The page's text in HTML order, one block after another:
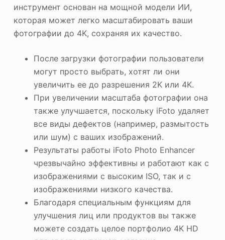
инструмент основан на мощной модели ИИ,
которая может легко масштабировать ваши
фотографии до 4K, сохраняя их качество.
После загрузки фотографии пользователи
могут просто выбрать, хотят ли они
увеличить ее до разрешения 2K или 4K.
При увеличении масштаба фотографии она
также улучшается, поскольку iFoto удаляет
все виды дефектов (например, размытость
или шум) с ваших изображений.
Результаты работы iFoto Photo Enhancer
чрезвычайно эффективны и работают как с
изображениями с высоким ISO, так и с
изображениями низкого качества.
Благодаря специальным функциям для
улучшения лиц или продуктов вы также
можете создать целое портфолио 4K HD